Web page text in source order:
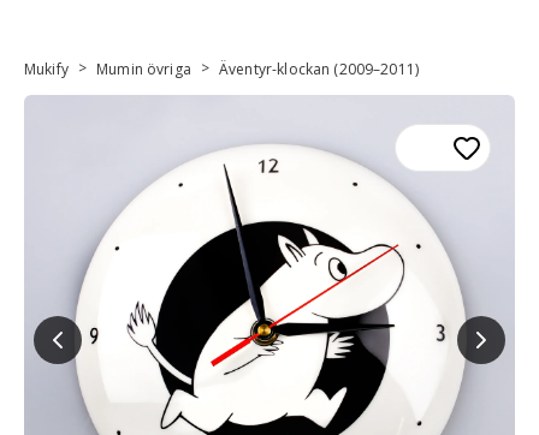
Mukify > Mumin övriga > Äventyr-klockan (2009–2011)